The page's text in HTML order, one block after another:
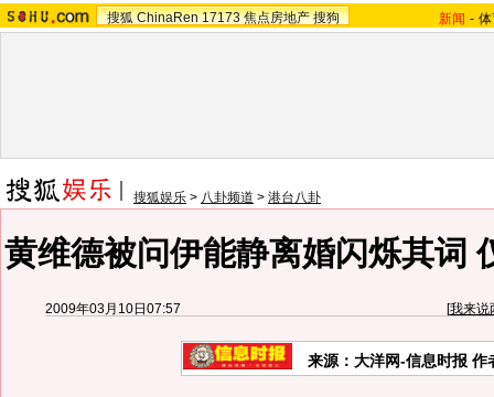
搜狐 ChinaRen 17173 焦点房地产 搜狗 新闻 -
搜狐娱乐 > 八卦频道 > 港台八卦
黄维德被问伊能静离婚闪烁其词
2009年03月10日07:57 [我来说
来源： 大洋网-信息时报 作